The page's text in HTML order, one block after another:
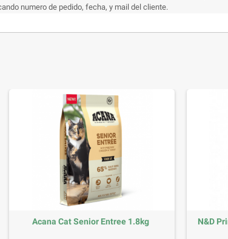
numero de pedido, fecha, y mail del cliente.
Acana Cat Senior Entree 1.8kg
N&D